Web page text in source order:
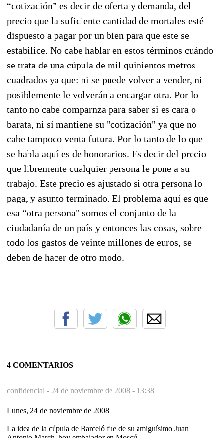
“cotización” es decir de oferta y demanda, del
precio que la suficiente cantidad de mortales esté
dispuesto a pagar por un bien para que este se
estabilice. No cabe hablar en estos términos cuándo
se trata de una cúpula de mil quinientos metros
cuadrados ya que: ni se puede volver a vender, ni
posiblemente le volverán a encargar otra. Por lo
tanto no cabe comparnza para saber si es cara o
barata, ni sí mantiene su "cotización" ya que no
cabe tampoco venta futura. Por lo tanto de lo que
se habla aquí es de honorarios. Es decir del precio
que libremente cualquier persona le pone a su
trabajo. Este precio es ajustado si otra persona lo
paga, y asunto terminado. El problema aquí es que
esa “otra persona" somos el conjunto de la
ciudadanía de un país y entonces las cosas, sobre
todo los gastos de veinte millones de euros, se
deben de hacer de otro modo.
4 COMENTARIOS
confidencial - 24 de noviembre de 2008 - 13:38
Lunes, 24 de noviembre de 2008
La idea de la cúpula de Barceló fue de su amiguísimo Juan